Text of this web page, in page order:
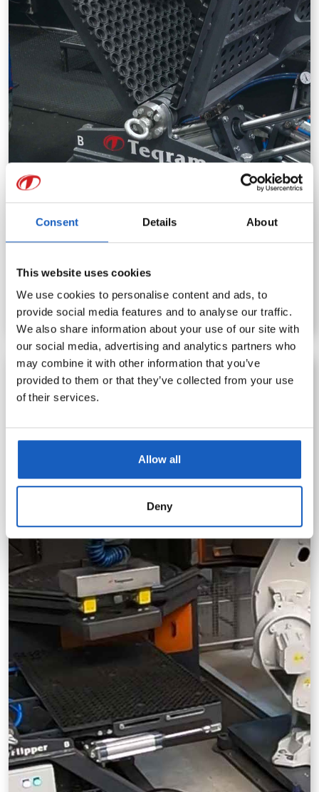
Consent Details About
This website uses cookies
We use cookies to personalise content and ads, to
provide social media features and to analyse our traffic.
We also share information about your use of our site with
our social media, advertising and analytics partners who
may combine it with other information that you’ve
provided to them or that they’ve collected from your use
of their services.
Allow all
Deny
EasyFlipper
Sicheres Drehen und Wenden schwerer Teile mit dem EasyFlipper
– unsere innovative Handling-Lösung.
WEITERLESEN